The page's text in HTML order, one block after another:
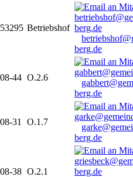
Betriebshof
berg.de
44 O.2.6
berg.de
31 O.1.7
berg.de
38 O.2.1